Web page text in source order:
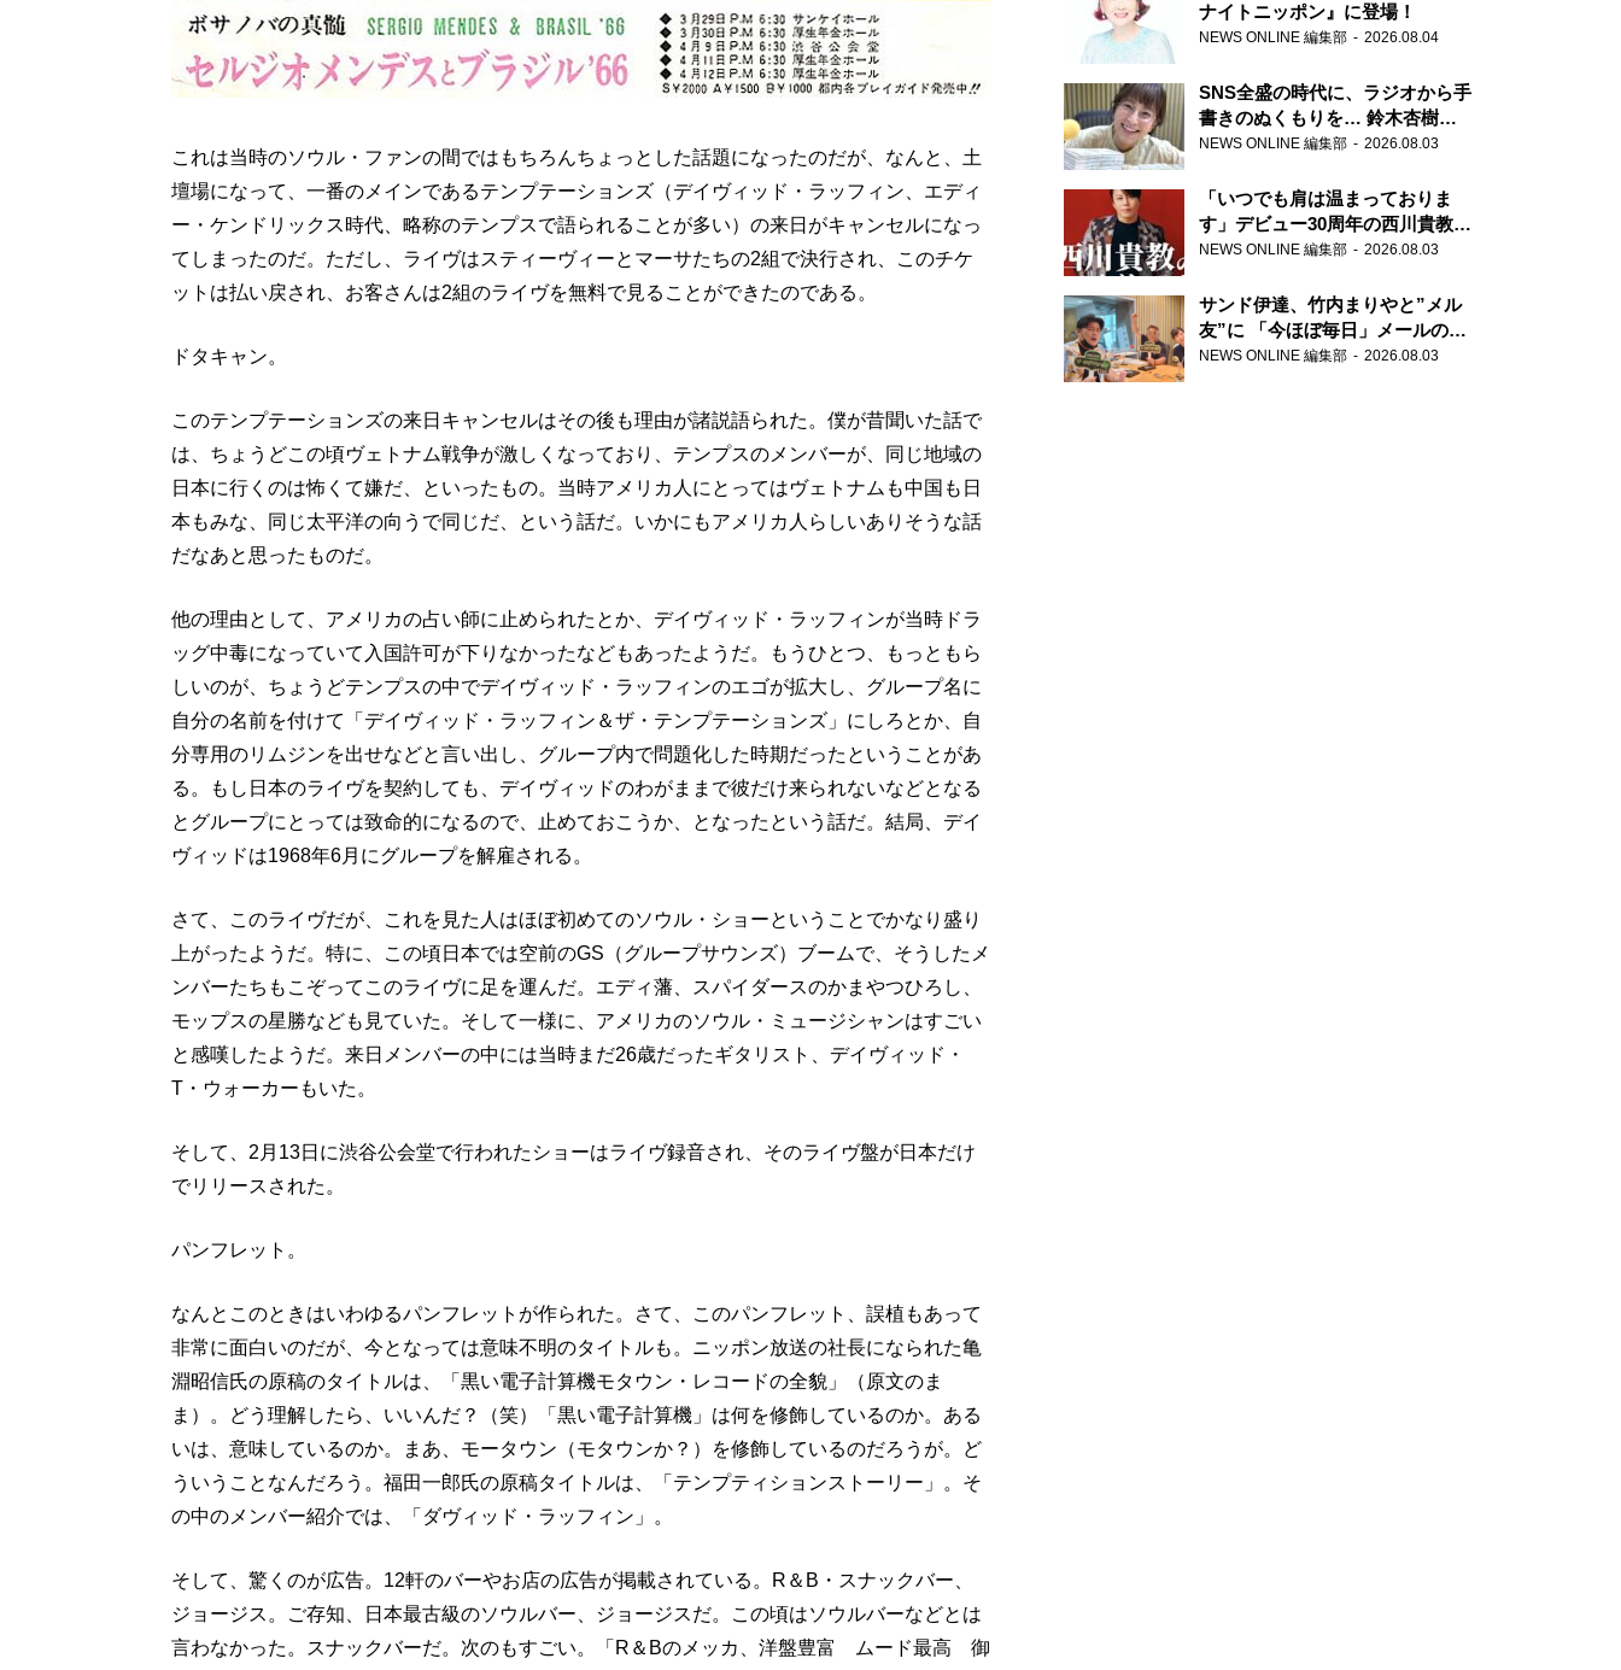
これは当時のソウル・ファンの間ではもちろんちょっとした話題になったのだが、なんと、土
壇場になって、一番のメインであるテンプテーションズ（デイヴィッド・ラッフィン、エディ
ー・ケンドリックス時代、略称のテンプスで語られることが多い）の来日がキャンセルになっ
てしまったのだ。ただし、ライヴはスティーヴィーとマーサたちの2組で決行され、このチケ
ットは払い戻され、お客さんは2組のライヴを無料で見ることができたのである。
ドタキャン。
このテンプテーションズの来日キャンセルはその後も理由が諸説語られた。僕が昔聞いた話で
は、ちょうどこの頃ヴェトナム戦争が激しくなっており、テンプスのメンバーが、同じ地域の
日本に行くのは怖くて嫌だ、といったもの。当時アメリカ人にとってはヴェトナムも中国も日
本もみな、同じ太平洋の向うで同じだ、という話だ。いかにもアメリカ人らしいありそうな話
だなあと思ったものだ。
他の理由として、アメリカの占い師に止められたとか、デイヴィッド・ラッフィンが当時ドラ
ッグ中毒になっていて入国許可が下りなかったなどもあったようだ。もうひとつ、もっともら
しいのが、ちょうどテンプスの中でデイヴィッド・ラッフィンのエゴが拡大し、グループ名に
自分の名前を付けて「デイヴィッド・ラッフィン＆ザ・テンプテーションズ」にしろとか、自
分専用のリムジンを出せなどと言い出し、グループ内で問題化した時期だったということがあ
る。もし日本のライヴを契約しても、デイヴィッドのわがままで彼だけ来られないなどとなる
とグループにとっては致命的になるので、止めておこうか、となったという話だ。結局、デイ
ヴィッドは1968年6月にグループを解雇される。
さて、このライヴだが、これを見た人はほぼ初めてのソウル・ショーということでかなり盛り
上がったようだ。特に、この頃日本では空前のGS（グループサウンズ）ブームで、そうしたメ
ンバーたちもこぞってこのライヴに足を運んだ。エディ藩、スパイダースのかまやつひろし、
モップスの星勝なども見ていた。そして一様に、アメリカのソウル・ミュージシャンはすごい
と感嘆したようだ。来日メンバーの中には当時まだ26歳だったギタリスト、デイヴィッド・
T・ウォーカーもいた。
そして、2月13日に渋谷公会堂で行われたショーはライヴ録音され、そのライヴ盤が日本だけ
でリリースされた。
パンフレット。
なんとこのときはいわゆるパンフレットが作られた。さて、このパンフレット、誤植もあって
非常に面白いのだが、今となっては意味不明のタイトルも。ニッポン放送の社長になられた亀
淵昭信氏の原稿のタイトルは、「黒い電子計算機モタウン・レコードの全貌」（原文のま
ま）。どう理解したら、いいんだ？（笑）「黒い電子計算機」は何を修飾しているのか。ある
いは、意味しているのか。まあ、モータウン（モタウンか？）を修飾しているのだろうが。ど
ういうことなんだろう。福田一郎氏の原稿タイトルは、「テンプティションストーリー」。そ
の中のメンバー紹介では、「ダヴィッド・ラッフィン」。
そして、驚くのが広告。12軒のバーやお店の広告が掲載されている。R＆B・スナックバー、
ジョージス。ご存知、日本最古級のソウルバー、ジョージスだ。この頃はソウルバーなどとは
言わなかった。スナックバーだ。次のもすごい。「R＆Bのメッカ、洋盤豊富 ムード最高 御
ナイトニッポン』に登場！
NEWS ONLINE 編集部 2026.08.04
SNS全盛の時代に、ラジオから手
書きのぬくもりを… 鈴木杏樹の
直筆はがきが届く！
郵便局
NEWS ONLINE 編集部 2026.08.03
「いつでも肩は温まっておりま
す」デビュー30周年の西川貴教が
『オールナイトニッポン』に登
NEWS ONLINE 編集部 2026.08.03
サンド伊達、竹内まりやと”メル
友”に 「今ほぼ毎日」メールのや
り取り明かす
NEWS ONLINE 編集部 2026.08.03